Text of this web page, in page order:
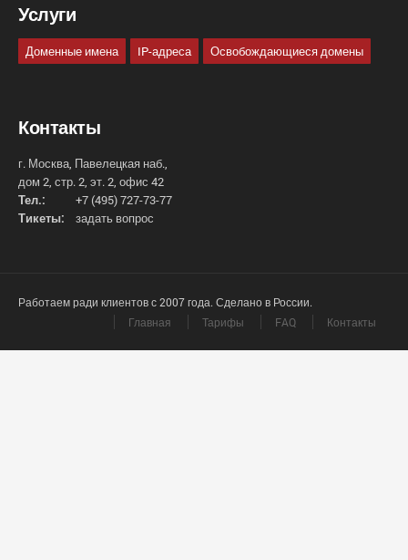
Услуги
Доменные имена IP-адреса Освобождающиеся домены
Контакты
г. Москва, Павелецкая наб.,
дом 2, стр. 2, эт. 2, офис 42
Тел.:
+7 (495) 727-73-77
Тикеты:
задать вопрос
Работаем ради клиентов с 2007 года. Сделано в России.
Главная
Тарифы FAQ Контакты